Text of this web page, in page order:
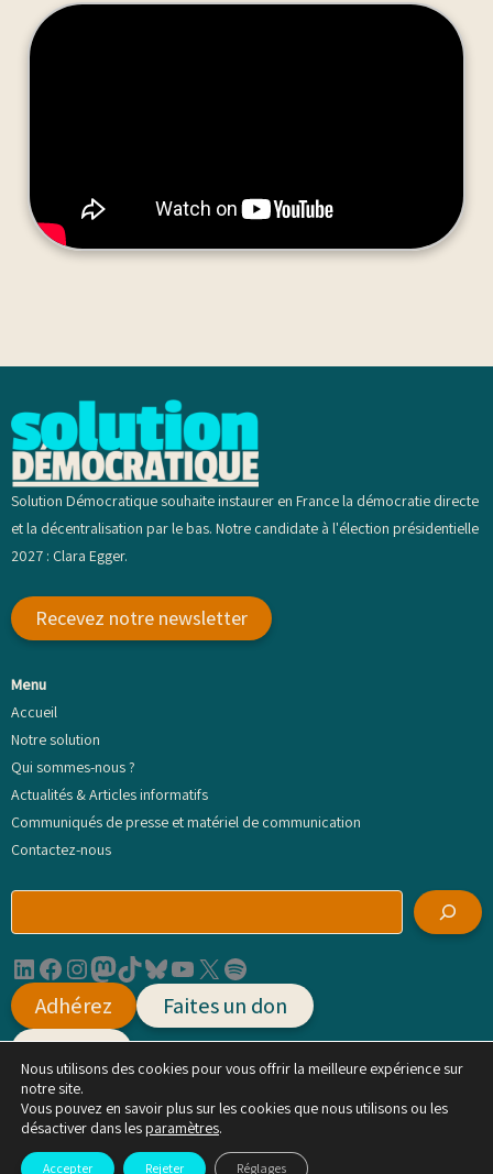
Solution Démocratique souhaite instaurer en France la démocratie directe
et la décentralisation par le bas. Notre candidate à l'élection présidentielle
2027 : Clara Egger.
Recevez notre newsletter
Menu
Accueil
Notre solution
Qui sommes-nous ?
Actualités & Articles informatifs
Communiqués de presse et matériel de communication
Contactez-nous
R
h
e
r
c
LinkedIn Facebook InstagramMastodon TikTok Bluesky YouTube X Spotify
Adhérez
Faites un don
Agissez
Mentions légales, conditions générales d'utilisation et politique de protection des
données
Nous utilisons des cookies pour vous offrir la meilleure expérience sur
notre site.
Vous pouvez en savoir plus sur les cookies que nous utilisons ou les
désactiver dans lesparamètres.
Accepter Rejeter Réglages